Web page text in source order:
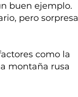
buen ejemplo.
pero sorpresa
como la
montaña rusa